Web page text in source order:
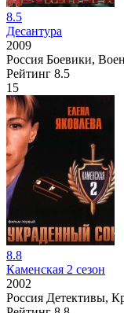
8.5
Десантура
2009
Россия Боевики,
Рейтинг 8.5
15
8.8
Каменская 2 сезон
2002
Россия Детективы,